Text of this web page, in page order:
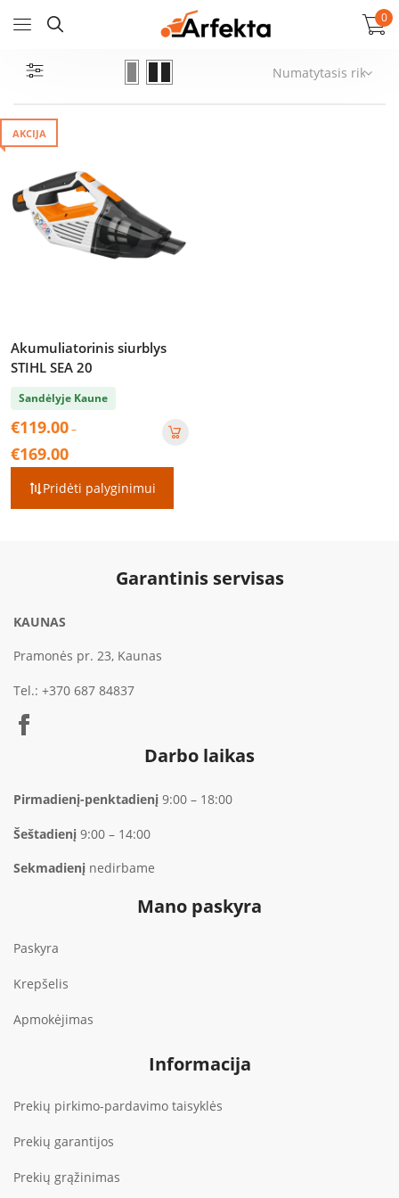
0
AKCIJA
Akumuliatorinis siurblys
STIHL SEA 20
Sandėlyje Kaune
€119.00–
€169.00Price
range:
€119.00
Pridėti palyginimui
Garantinis servisas
KAUNAS
Pramonės pr. 23, Kaunas
Tel.: +370 687 84837
Darbo laikas
Pirmadienį-penktadienį 9:00 – 18:00
Šeštadienį 9:00 – 14:00
Sekmadienį nedirbame
Mano paskyra
Paskyra
Krepšelis
Apmokėjimas
Informacija
Prekių pirkimo-pardavimo taisyklės
Prekių garantijos
Prekių grąžinimas